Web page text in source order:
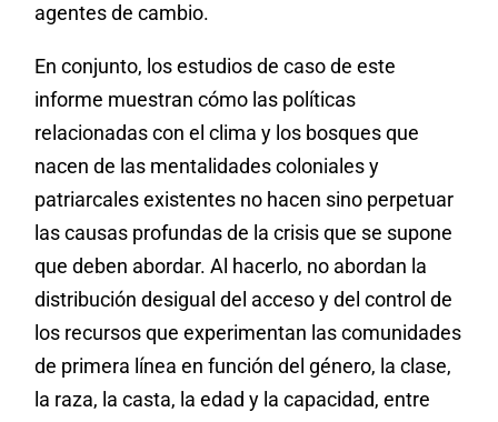
agentes de cambio.
En conjunto, los estudios de caso de este
informe muestran cómo las políticas
relacionadas con el clima y los bosques que
nacen de las mentalidades coloniales y
patriarcales existentes no hacen sino perpetuar
las causas profundas de la crisis que se supone
que deben abordar. Al hacerlo, no abordan la
distribución desigual del acceso y del control de
los recursos que experimentan las comunidades
de primera línea en función del género, la clase,
la raza, la casta, la edad y la capacidad, entre